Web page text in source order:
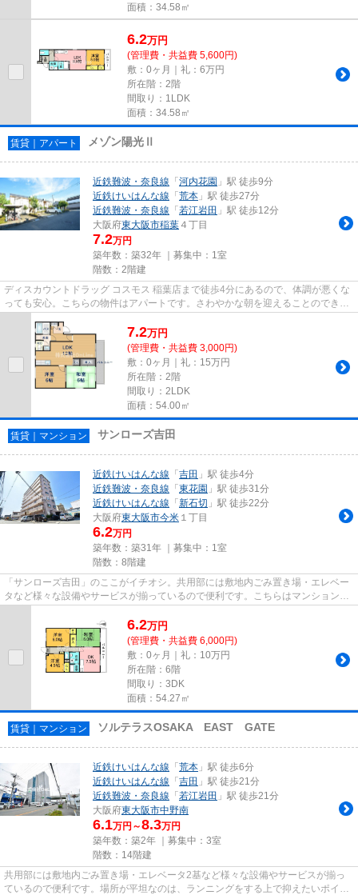
面積：34.58㎡
6.2万円
(管理費・共益費 5,600円)
敷：0ヶ月｜礼：6万円
所在階：2階
間取り：1LDK
面積：34.58㎡
賃貸｜アパート メゾン陽光Ⅱ
近鉄難波・奈良線 「河内花園 」駅 徒歩9分
近鉄けいはんな線 「荒本 」駅 徒歩27分
近鉄難波・奈良線 「若江岩田 」駅 徒歩12分
大阪府東大阪市稲葉 ４丁目
7.2万円
築年数：築32年 ｜募集中： 1室
階数：2階建
ディスカウントドラッグ コスモス 稲葉店まで徒歩4分にあるので、体調が悪くな
っても安心。こちらの物件はアパートです。さわやかな朝を迎えることのできる
通風良好な物件。自走式駐車...
7.2万円
(管理費・共益費 3,000円)
敷：0ヶ月｜礼：15万円
所在階：2階
間取り：2LDK
面積：54.00㎡
賃貸｜マンション サンローズ吉田
近鉄けいはんな線 「吉田 」駅 徒歩4分
近鉄難波・奈良線 「東花園 」駅 徒歩31分
近鉄けいはんな線 「新石切 」駅 徒歩22分
大阪府東大阪市今米 １丁目
6.2万円
築年数：築31年 ｜募集中： 1室
階数：8階建
「サンローズ吉田」のここがイチオシ。共用部には敷地内ごみ置き場・エレベー
タなど様々な設備やサービスが揃っているので便利です。こちらはマンションタ
イプになります。場所が平坦...
6.2万円
(管理費・共益費 6,000円)
敷：0ヶ月｜礼：10万円
所在階：6階
間取り：3DK
面積：54.27㎡
賃貸｜マンション ソルテラスOSAKA EAST GATE
近鉄けいはんな線 「荒本 」駅 徒歩6分
近鉄けいはんな線 「吉田 」駅 徒歩21分
近鉄難波・奈良線 「若江岩田 」駅 徒歩21分
大阪府東大阪市中野南
6.1万円～8.3万円
築年数：築2年 ｜募集中： 3室
階数：14階建
共用部には敷地内ごみ置き場・エレベータ2基など様々な設備やサービスが揃っ
ているので便利です。場所が平坦なのは、ランニングをする上で抑えたいポイン